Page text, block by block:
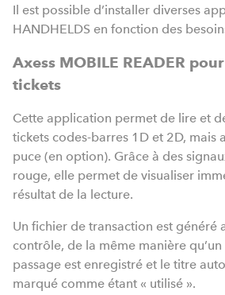
Il est possible d’installer diverses
HANDHELDS en fonction des
Axess MOBILE READER
tickets
Cette application permet de lire et
tickets codes-barres 1D et 2D, mais
puce (en option). Grâce à des
rouge, elle permet de visualiser
résultat de la lecture.
Un fichier de transaction est généré
contrôle, de la même manière
passage est enregistré et le titre
marqué comme étant « utilisé ».